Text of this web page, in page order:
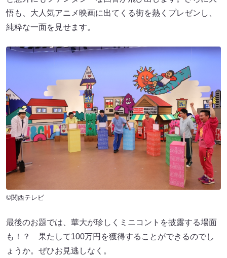
悟も、大人気アニメ映画に出てくる街を熱くプレゼンし、
純粋な一面を見せます。
©関西テレビ
最後のお題では、華大が珍しくミニコントを披露する場面
も！？ 果たして100万円を獲得することができるのでし
ょうか。ぜひお見逃しなく。